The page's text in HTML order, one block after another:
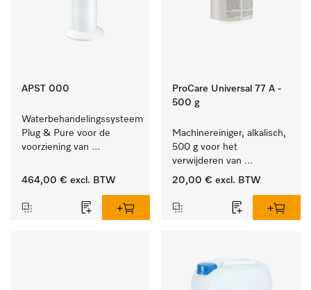
APST 000
Waterbehandelingssysteem
Plug & Pure voor de
voorziening van
464,00 € excl. BTW
ProCare Universal 77 A -
500 g
Machinereiniger, alkalisch,
500 g voor het
verwijderen van
hardnekkige
20,00 € excl. BTW